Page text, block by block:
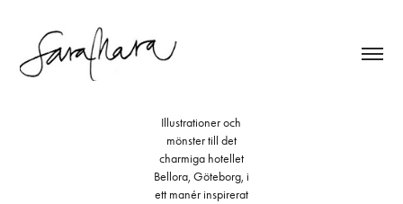
Illustrationer och
mönster till det
charmiga hotellet
Bellora, Göteborg, i
ett manér inspirerat